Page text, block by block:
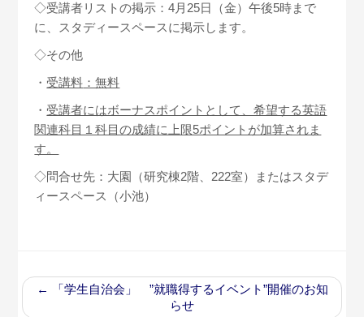
◇受講者リストの掲示：4月25日（金）午後5時まで
に、スタディースペースに掲示します。
◇その他
・ 受講料 ：無料
・ 受講者にはボーナスポイントとして、希望する英語
関連科目１科目の成績に上限5ポイントが加算されま
す。
◇問合せ先：大園（研究棟2階、222室）またはスタデ
ィースペース（小池）
←
「学生自治会」 ”就職得するイベント”開催のお知
らせ